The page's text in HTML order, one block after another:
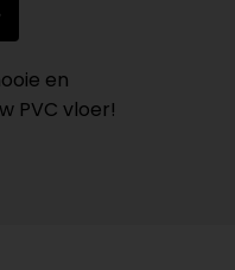
en
PVC vloer!